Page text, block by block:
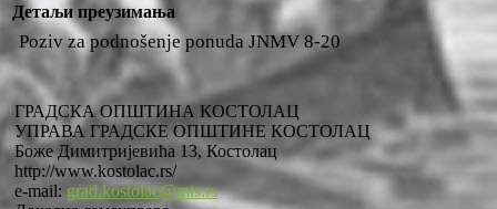
Детаљи преузимања
Poziv za podnošenje ponuda JNMV 8-20
ГРАДСКА ОПШТИНА КОСТОЛАЦ
УПРАВА ГРАДСКЕ ОПШТИНЕ КОСТОЛАЦ
Боже Димитријевића 13, Костолац
http://www.kostolac.rs/
e-mail: grad.kostolac@mts.rs